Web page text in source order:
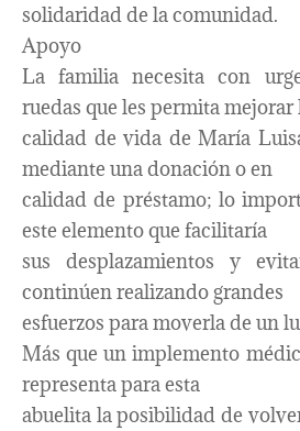
solidaridad de la comunidad.
Apoyo
La familia necesita con
ruedas que les permita mejorar
calidad de vida de María
mediante una donación o en
calidad de préstamo; lo
este elemento que facilitaría
sus desplazamientos y
continúen realizando grandes
esfuerzos para moverla de un
Más que un implemento
representa para esta
abuelita la posibilidad de